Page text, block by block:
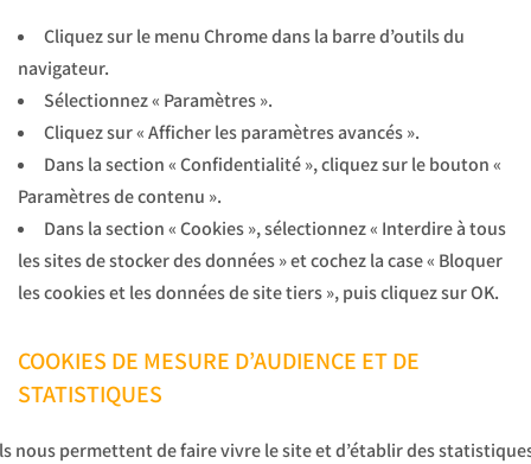
Cliquez sur le menu Chrome dans la barre d’outils du
navigateur.
Sélectionnez « Paramètres ».
Cliquez sur « Afficher les paramètres avancés ».
Dans la section « Confidentialité », cliquez sur le bouton «
Paramètres de contenu ».
Dans la section « Cookies », sélectionnez « Interdire à tous
les sites de stocker des données » et cochez la case « Bloquer
les cookies et les données de site tiers », puis cliquez sur OK.
COOKIES DE MESURE D’AUDIENCE ET DE
STATISTIQUES
nous permettent de faire vivre le site et d’établir des